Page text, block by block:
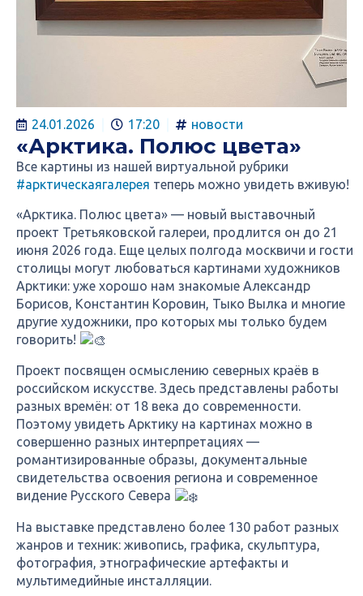
24.01.2026 17:20 новости
«Арктика. Полюс цвета»
Все картины из нашей виртуальной рубрики
#арктическаягалерея теперь можно увидеть вживую!
«Арктика. Полюс цвета» — новый выставочный
проект Третьяковской галереи, продлится он до 21
июня 2026 года. Еще целых полгода москвичи и гости
столицы могут любоваться картинами художников
Арктики: уже хорошо нам знакомые Александр
Борисов, Константин Коровин, Тыко Вылка и многие
другие художники, про которых мы только будем
говорить!
Проект посвящен осмыслению северных краёв в
российском искусстве. Здесь представлены работы
разных времён: от 18 века до современности.
Поэтому увидеть Арктику на картинах можно в
совершенно разных интерпретациях —
романтизированные образы, документальные
свидетельства освоения региона и современное
видение Русского Севера
На выставке представлено более 130 работ разных
жанров и техник: живопись, графика, скульптура,
фотография, этнографические артефакты и
мультимедийные инсталляции.